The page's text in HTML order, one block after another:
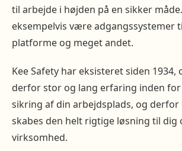
til arbejde i højden på en sikker
eksempelvis være adgangssystemer
platforme og meget andet.
Kee Safety har eksisteret siden
derfor stor og lang erfaring inden
sikring af din arbejdsplads, og derfor
skabes den helt rigtige løsning til dig
virksomhed.